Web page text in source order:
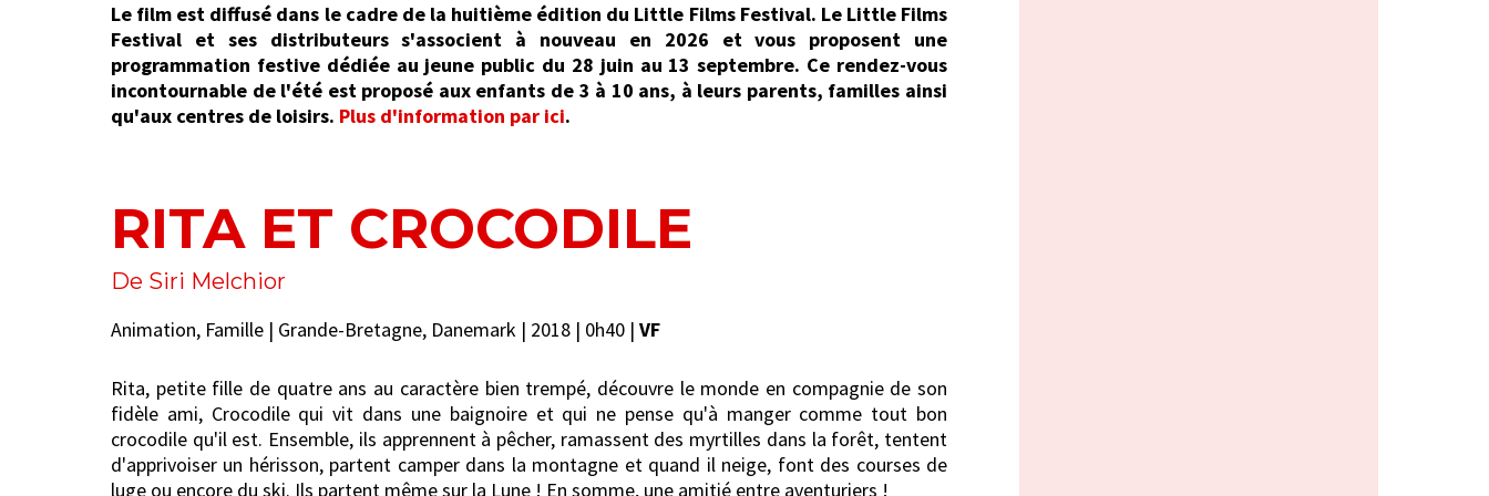
Le film est diffusé dans le cadre de la huitième édition du Little Films Festival. Le Little Films
Festival et ses distributeurs s'associent à nouveau en 2026 et vous proposent une
programmation festive dédiée au jeune public du 28 juin au 13 septembre. Ce rendez-vous
incontournable de l'été est proposé aux enfants de 3 à 10 ans, à leurs parents, familles ainsi
qu'aux centres de loisirs. Plus d'information par ici.
RITA ET CROCODILE
De Siri Melchior
Animation, Famille | Grande-Bretagne, Danemark | 2018 | 0h40 | VF
Rita, petite fille de quatre ans au caractère bien trempé, découvre le monde en compagnie de son
fidèle ami, Crocodile qui vit dans une baignoire et qui ne pense qu'à manger comme tout bon
crocodile qu'il est. Ensemble, ils apprennent à pêcher, ramassent des myrtilles dans la forêt, tentent
d'apprivoiser un hérisson, partent camper dans la montagne et quand il neige, font des courses de
luge ou encore du ski. Ils partent même sur la Lune ! En somme, une amitié entre aventuriers !